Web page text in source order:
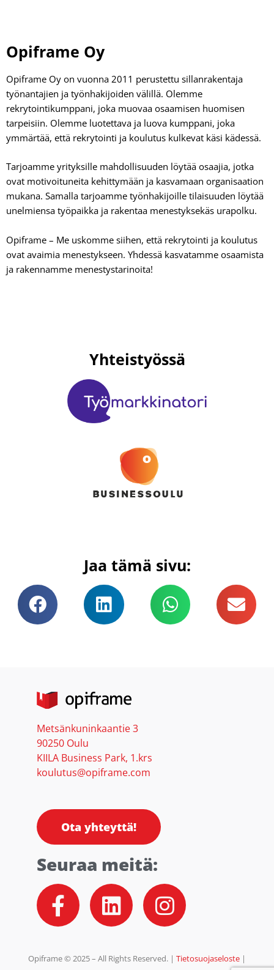
Opiframe Oy
Opiframe Oy on vuonna 2011 perustettu sillanrakentaja
työnantajien ja työnhakijoiden välillä. Olemme
rekrytointikumppani, joka muovaa osaamisen huomisen
tarpeisiin. Olemme luotettava ja luova kumppani, joka
ymmärtää, että rekrytointi ja koulutus kulkevat käsi kädessä.
Tarjoamme yrityksille mahdollisuuden löytää osaajia, jotka
ovat motivoituneita kehittymään ja kasvamaan organisaation
mukana. Samalla tarjoamme työnhakijoille tilaisuuden löytää
unelmiensa työpaikka ja rakentaa menestyksekäs urapolku.
Opiframe – Me uskomme siihen, että rekrytointi ja koulutus
ovat avaimia menestykseen. Yhdessä kasvatamme osaamista
ja rakennamme menestystarinoita!
Yhteistyössä
Jaa tämä sivu:
Metsänkuninkaantie 3
90250 Oulu
KIILA Business Park, 1.krs
koulutus@opiframe.com
Ota yhteyttä!
Seuraa meitä:
F
a
e
L
i
k
I
n
t
Opiframe © 2025 – All Rights Reserved. | Tietosuojaseloste |